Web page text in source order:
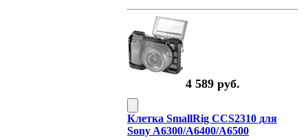
4 589 руб.
Клетка SmallRig CCS2310 для
Sony A6300/A6400/A6500